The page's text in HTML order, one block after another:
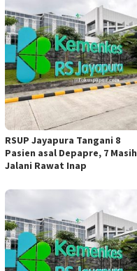
RSUP Jayapura Tangani 8
Pasien asal Depapre, 7 Masih
Jalani Rawat Inap